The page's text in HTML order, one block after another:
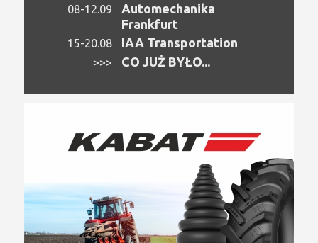
08-12.09
Automechanika
Frankfurt
15-20.08 IAA Transportation
>>> CO JUŻ BYŁO...